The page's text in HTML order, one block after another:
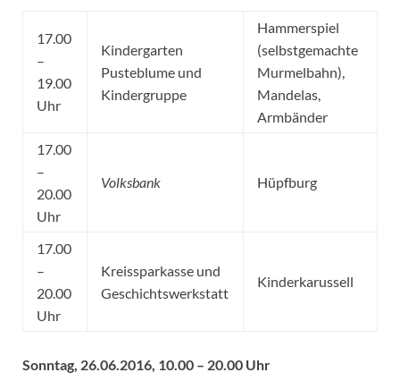
17.00
–
19.00
Uhr
Kindergarten
Pusteblume und
Kindergruppe
Hammerspiel
(selbstgemachte
Murmelbahn),
Mandelas,
Armbänder
17.00
–
20.00
Uhr
Volksbank Hüpfburg
17.00
–
20.00
Uhr
Kreissparkasse und
Geschichtswerkstatt
Kinderkarussell
Sonntag, 26.06.2016, 10.00 – 20.00 Uhr